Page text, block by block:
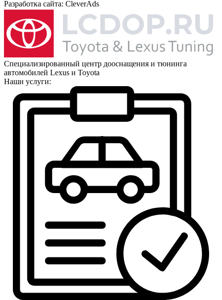
Разработка сайта: CleverAds
Специализированный центр дооснащения и тюнинга
автомобилей Lexus и Toyota
Наши услуги: